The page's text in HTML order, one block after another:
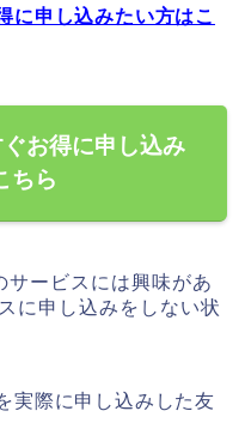
に申し込みたい方はこ
お得に申し込み
ちら
ービスには興味があ
に申し込みをしない状
実際に申し込みした友